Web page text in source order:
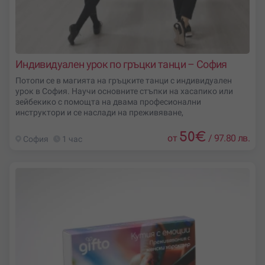
Индивидуален урок по гръцки танци – София
Потопи се в магията на гръцките танци с индивидуален
урок в София. Научи основните стъпки на хасапико или
зейбекико с помощта на двама професионални
инструктори и се наслади на преживяване,
София 1 час от 50€ / 97.80 лв.